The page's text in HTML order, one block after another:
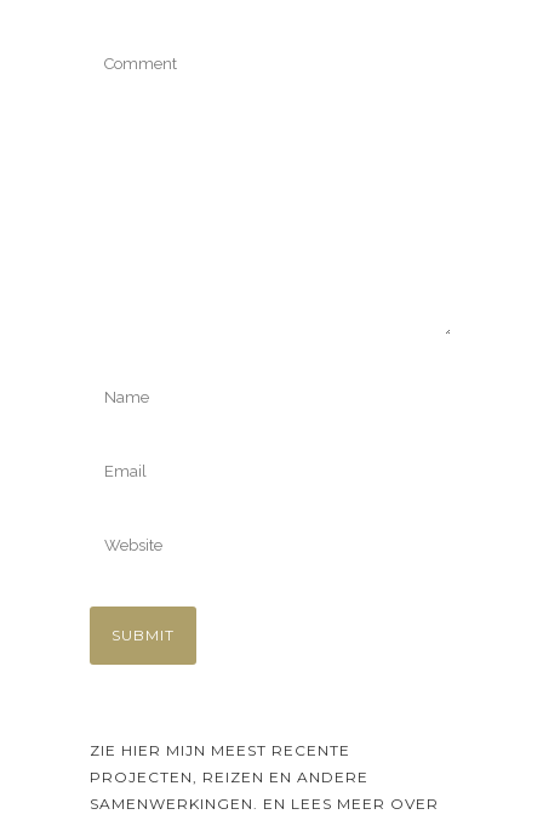
ZIE HIER MIJN MEEST RECENTE
PROJECTEN, REIZEN EN ANDERE
SAMENWERKINGEN. EN LEES MEER OVER